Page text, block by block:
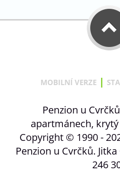
MOBILNÍ VERZE |
Penzion u
apartmánech,
Copyright © 1990 -
Penzion u Cvrčků.
246